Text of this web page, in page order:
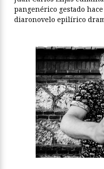
pangenérico gestado
diaronovelo epilírico